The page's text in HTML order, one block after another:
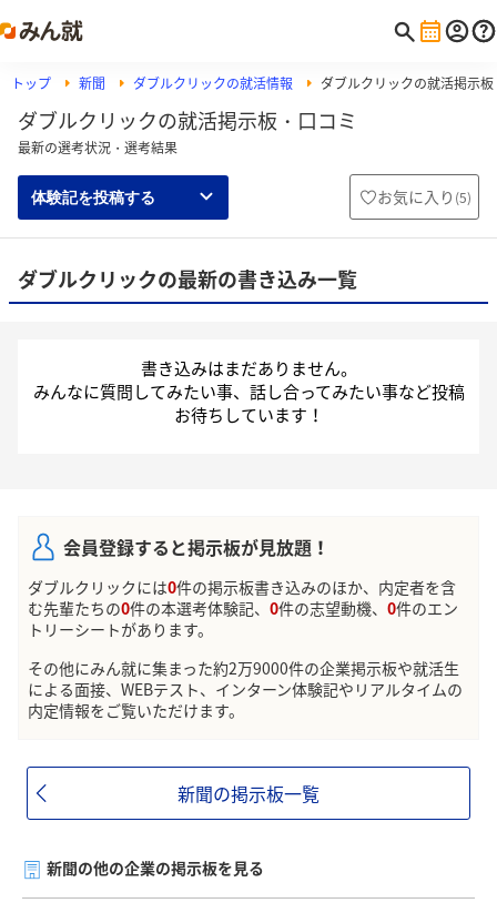
トップ 新聞 ダブルクリックの就活情報 ダブルクリックの就活掲示板
ダブルクリックの就活掲示板・口コミ
最新の選考状況・選考結果
体験記を投稿する お気に入り (5)
ダブルクリックの最新の書き込み一覧
書き込みはまだありません。
みんなに質問してみたい事、話し合ってみたい事など投稿
お待ちしています！
会員登録すると掲示板が見放題！
ダブルクリックには0件の掲示板書き込みのほか、内定者を含
む先輩たちの0件の本選考体験記、 0件の志望動機、 0件のエン
トリーシートがあります。
その他にみん就に集まった約2万9000件の企業掲示板や就活生
による面接、WEBテスト、インターン体験記やリアルタイムの
内定情報をご覧いただけます。
新聞の掲示板一覧
新聞の他の企業の掲示板を見る